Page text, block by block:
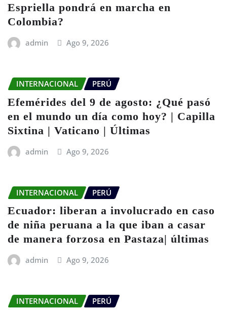
Espriella pondrá en marcha en
Colombia?
admin Ago 9, 2026
INTERNACIONAL PERÚ
Efemérides del 9 de agosto: ¿Qué pasó
en el mundo un día como hoy? | Capilla
Sixtina | Vaticano | Últimas
admin Ago 9, 2026
INTERNACIONAL PERÚ
Ecuador: liberan a involucrado en caso
de niña peruana a la que iban a casar
de manera forzosa en Pastaza| últimas
admin Ago 9, 2026
INTERNACIONAL PERÚ